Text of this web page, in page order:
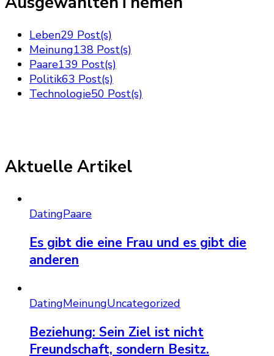
Leben29 Post(s)
Meinung138 Post(s)
Paare139 Post(s)
Politik63 Post(s)
Technologie50 Post(s)
Aktuelle Artikel
DatingPaare
Es gibt die eine Frau und es gibt die
anderen
DatingMeinungUncategorized
Beziehung: Sein Ziel ist nicht
Freundschaft, sondern Besitz.